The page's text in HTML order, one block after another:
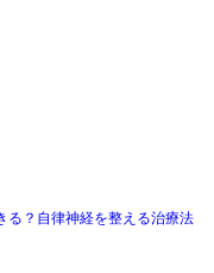
る？自律神経を整える治療法